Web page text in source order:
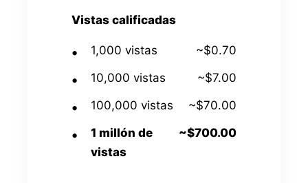
Vistas calificadas
1,000 vistas
~$0.70
10,000 vistas
~$7.00
100,000 vistas
~$70.00
1 millón de
vistas
~$700.00